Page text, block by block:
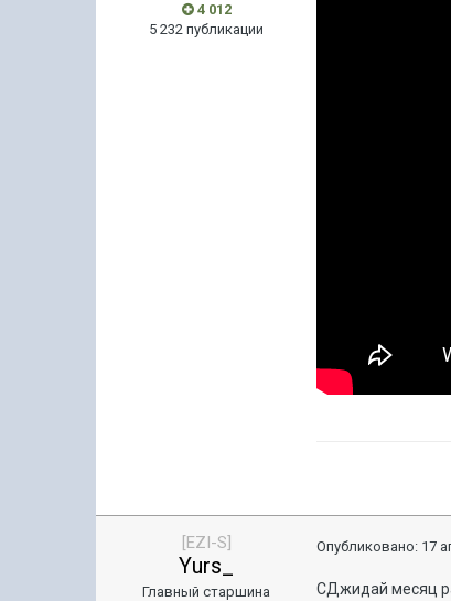
4 012
5 232 публикации
[EZI-S]
Yurs_
Главный старшина
Опубликовано: 17
СДжидай месяц